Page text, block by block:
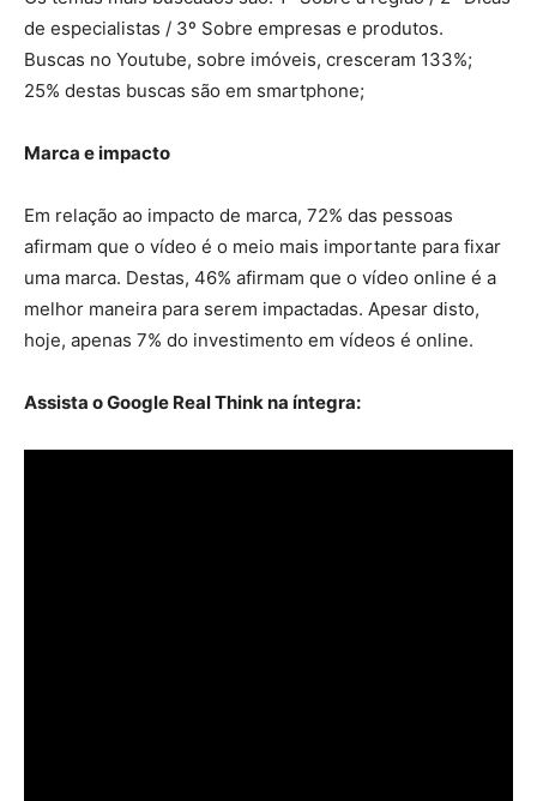
de especialistas / 3º Sobre empresas e produtos.
Buscas no Youtube, sobre imóveis, cresceram 133%;
25% destas buscas são em smartphone;
Marca e impacto
Em relação ao impacto de marca, 72% das pessoas
afirmam que o vídeo é o meio mais importante para fixar
uma marca. Destas, 46% afirmam que o vídeo online é a
melhor maneira para serem impactadas. Apesar disto,
hoje, apenas 7% do investimento em vídeos é online.
Assista o Google Real Think na íntegra: